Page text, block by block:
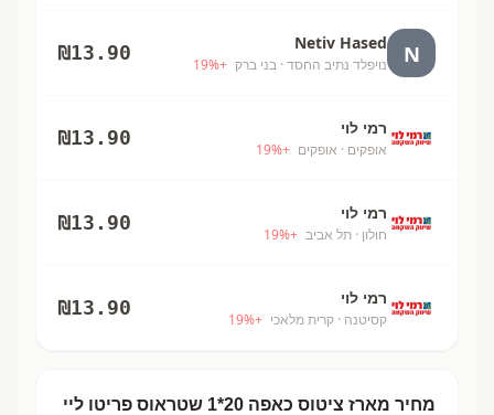
N
Netiv Hased
נויפלד נתיב החסד · בני ברק +
19%
₪13.90
רמי לוי
אופקים · אופקים +
19%
₪13.90
רמי לוי
חולון · תל אביב +
19%
₪13.90
רמי לוי
קסיטנה · קרית מלאכי +
19%
₪13.90
מחיר מארז ציטוס כאפה 20*1
שטראוס פריטו ליי